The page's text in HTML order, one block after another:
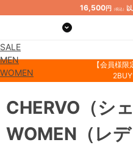
16,500円 （税込）
SALE
MEN
WOMEN
【会員様
WOMEN （レ
CHERVO （シ